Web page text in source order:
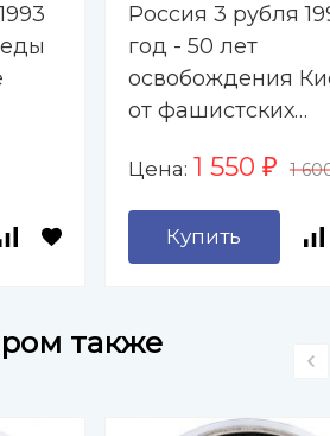
Россия 3 рубля
год - 50 лет
освобождения
от фашистских
Цена: 1 550 ₽ 1
Купить
также